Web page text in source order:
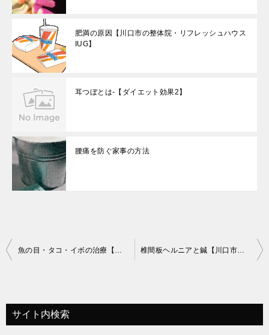
肥満の原因【川口市の整体院・リフレッシュハウス
IUG】
耳つぼとは-【ダイエット効果2】
腰痛を防ぐ家事の方法
投
ビ
ゲ
魚の目・タコ・イボの治療【川口市の整体院・リフレッシュハウスIUG】 椎間板ヘルニアと鍼【川口市の整体院・リフレッシュハウスIUG】
サイト内検索